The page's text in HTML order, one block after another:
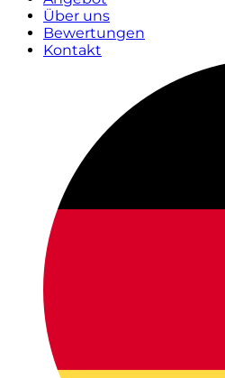
Über uns
Bewertungen
Kontakt